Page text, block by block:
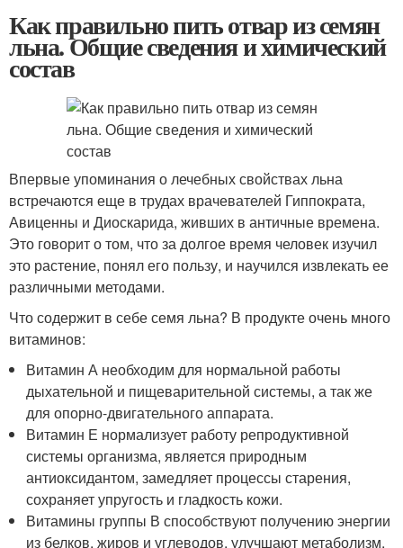
Как правильно пить отвар из семян
льна. Общие сведения и химический
состав
Впервые упоминания о лечебных свойствах льна
встречаются еще в трудах врачевателей Гиппократа,
Авиценны и Диоскарида, живших в античные времена.
Это говорит о том, что за долгое время человек изучил
это растение, понял его пользу, и научился извлекать ее
различными методами.
Что содержит в себе семя льна? В продукте очень много
витаминов:
Витамин А необходим для нормальной работы
дыхательной и пищеварительной системы, а так же
для опорно-двигательного аппарата.
Витамин Е нормализует работу репродуктивной
системы организма, является природным
антиоксидантом, замедляет процессы старения,
сохраняет упругость и гладкость кожи.
Витамины группы В способствуют получению энергии
из белков, жиров и углеводов, улучшают метаболизм,